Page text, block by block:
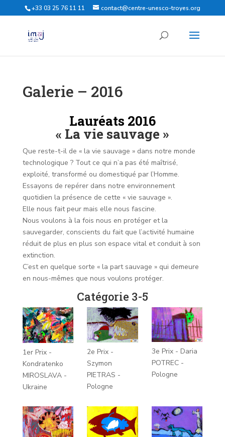
+33 03 25 76 11 11 contact@centre-unesco-troyes.org
Galerie – 2016
Lauréats 2016
« La vie sauvage »
Que reste-t-il de « la vie sauvage » dans notre monde
technologique ? Tout ce qui n’a pas été maîtrisé,
exploité, transformé ou domestiqué par l’Homme.
Essayons de repérer dans notre environnement
quotidien la présence de cette « vie sauvage ».
Elle nous fait peur mais elle nous fascine.
Nous voulons à la fois nous en protéger et la
sauvegarder, conscients du fait que l’activité humaine
réduit de plus en plus son espace vital et conduit à son
extinction.
C’est en quelque sorte « la part sauvage » qui demeure
en nous-mêmes que nous voulons protéger.
Catégorie 3-5
1er Prix -
Kondratenko
MIROSLAVA -
Ukraine
2e Prix -
Szymon
PIETRAS -
Pologne
3e Prix - Daria
POTREC -
Pologne